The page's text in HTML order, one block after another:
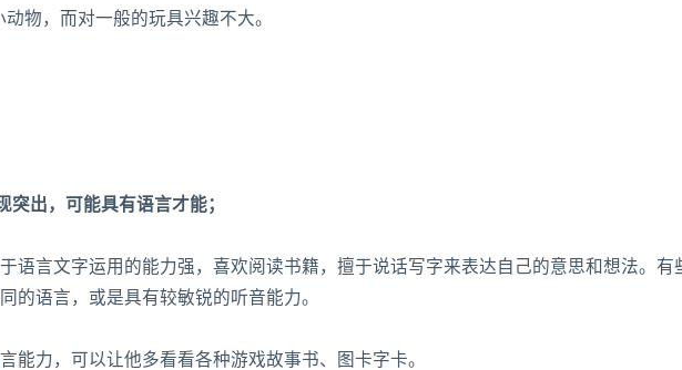
物，而对一般的玩具兴趣不大。
出，可能具有语言才能；
语言文字运用的能力强，喜欢阅读书籍，擅于说话写字来表达自己的意思和想法。有
的语言，或是具有较敏锐的听音能力。
能力，可以让他多看看各种游戏故事书、图卡字卡。